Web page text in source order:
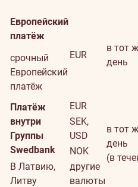
Европейский
платёж
EUR
в тот
день
срочный
Европейский
платёж
Платёж
внутри
Группы
Swedbank
EUR
в тот
день
(в
SEK,
USD
NOK
В Латвию,
Литву
другие
валюты